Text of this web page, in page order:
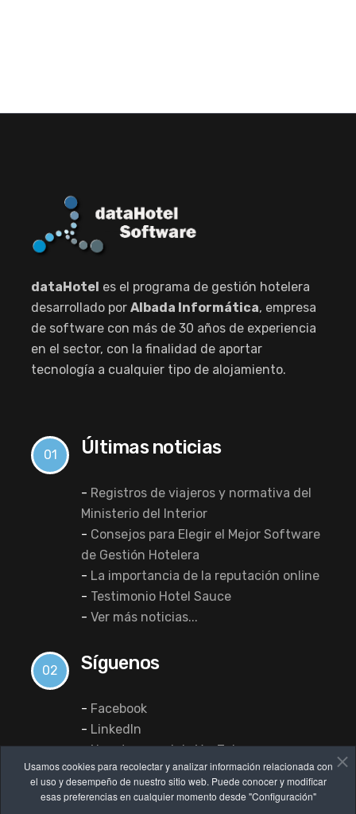
Usamos cookies para recolectar y analizar información relacionada con
el uso y desempeño de nuestro sitio web. Puede conocer y modificar
esas preferencias en cualquier momento desde "Configuración"
dataHotel es el programa de gestión hotelera
desarrollado por Albada Informática, empresa
de software con más de 30 años de experiencia
en el sector, con la finalidad de aportar
tecnología a cualquier tipo de alojamiento.
01 Últimas noticias
- Registros de viajeros y normativa del
Ministerio del Interior
- Consejos para Elegir el Mejor Software
de Gestión Hotelera
- La importancia de la reputación online
- Testimonio Hotel Sauce
- Ver más noticias...
02 Síguenos
- Facebook
- LinkedIn
-Nuestro canal de YouTube